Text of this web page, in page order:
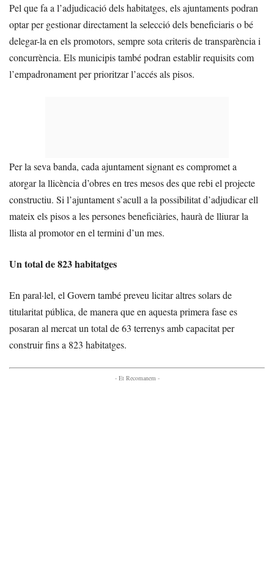
Pel que fa a l’adjudicació dels habitatges, els ajuntaments podran
optar per gestionar directament la selecció dels beneficiaris o bé
delegar-la en els promotors, sempre sota criteris de transparència i
concurrència. Els municipis també podran establir requisits com
l’empadronament per prioritzar l’accés als pisos.
Per la seva banda, cada ajuntament signant es compromet a
atorgar la llicència d’obres en tres mesos des que rebi el projecte
constructiu. Si l’ajuntament s’acull a la possibilitat d’adjudicar ell
mateix els pisos a les persones beneficiàries, haurà de lliurar la
llista al promotor en el termini d’un mes.
Un total de 823 habitatges
En paral·lel, el Govern també preveu licitar altres solars de
titularitat pública, de manera que en aquesta primera fase es
posaran al mercat un total de 63 terrenys amb capacitat per
construir fins a 823 habitatges.
- Et Recomanem -